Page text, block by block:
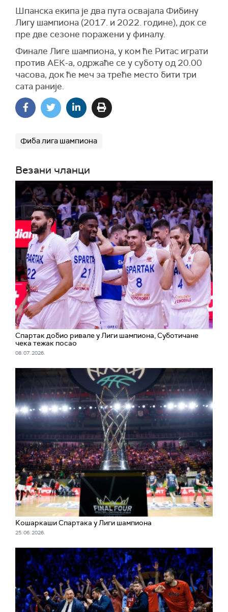
Шпанска екипа је два пута освајала Фибину
Лигу шампиона (2017. и 2022. године), док се
пре две сезоне поражени у финалу.
Финале Лиге шампиона, у ком ће Ритас играти
против АЕК-а, одржаће се у суботу од 20.00
часова, док ће меч за треће место бити три
сата раније.
Фиба лига шампиона
Везани чланци
Спартак добио ривале у Лиги шампиона, Суботичане
чека тежак посао
08. 07. 2026.
Кошаркаши Спартака у Лиги шампиона
25. 06. 2026.